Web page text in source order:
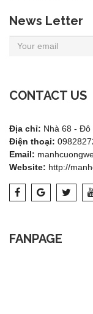
News Letter
CONTACT US
Địa chỉ: Nhà 68 - Đô
Điện thoại:
Email:
Website: http://
FANPAGE